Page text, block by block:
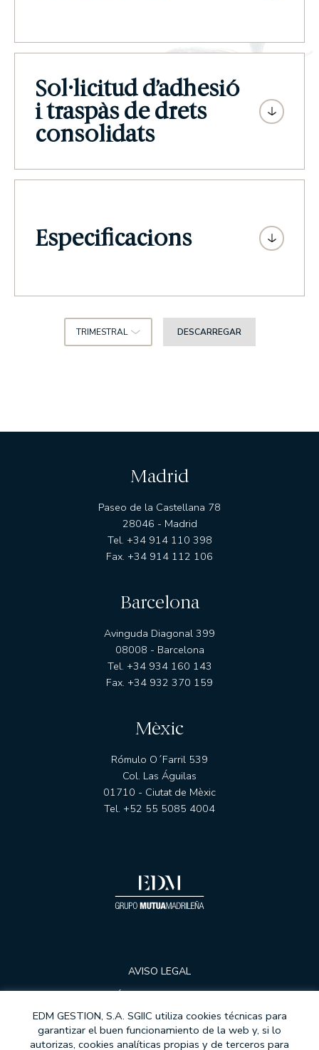
Sol·licitud d’adhesió
i traspàs de drets
consolidats
Especificacions
TRIMESTRAL DESCARREGAR
Madrid
Paseo de la Castellana 78
28046 - Madrid
Tel. +34 914 110 398
Fax. +34 914 112 106
Barcelona
Avinguda Diagonal 399
08008 - Barcelona
Tel. +34 934 160 143
Fax. +34 932 370 159
Mèxic
Rómulo O´Farril 539
Col. Las Águilas
01710 - Ciutat de Mèxic
Tel. +52 55 5085 4004
AVISO LEGAL
COOKIES
PROTECCIÓ DE DADES
EDM GESTION, S.A. SGIIC utiliza cookies técnicas para
garantizar el buen funcionamiento de la web y, si lo
autorizas, cookies analíticas propias y de terceros para